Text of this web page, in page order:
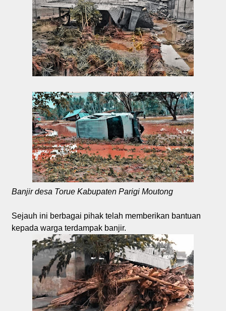
Banjir desa Torue Kabupaten Parigi Moutong
Sejauh ini berbagai pihak telah memberikan bantuan
kepada warga terdampak banjir.